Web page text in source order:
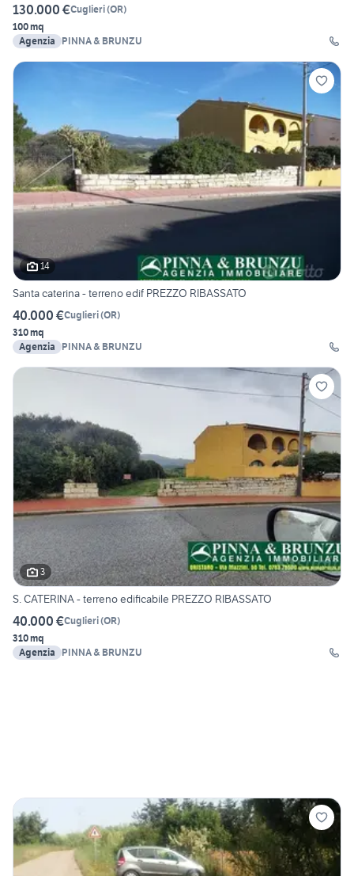
130.000 €Cuglieri(OR)
100 mq
Agenzia
PINNA & BRUNZU
14
Santa caterina - terreno edif PREZZO RIBASSATO
40.000 €Cuglieri(OR)
310 mq
Agenzia
PINNA & BRUNZU
3
S. CATERINA - terreno edificabile PREZZO RIBASSATO
40.000 €Cuglieri(OR)
310 mq
Agenzia
PINNA & BRUNZU